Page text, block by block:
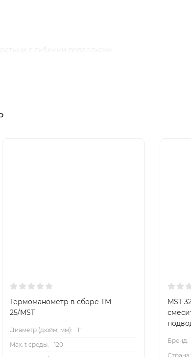
с гибкими подводками
Термоманометр в сборе TM
25/MST
Диаметр (дюйм, мм):
1"
Max. t среды:
120
MST
Бренд:
Страна: